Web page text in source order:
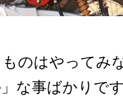
のはやってみ
な事ばかりで